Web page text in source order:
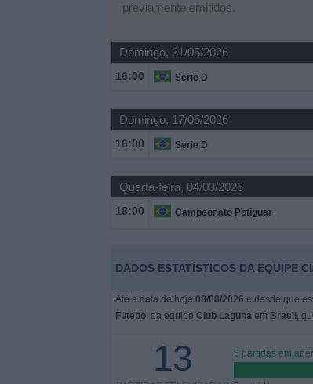
previamente emitidos.
Domingo, 31/05/2026
16:00 Serie D
Domingo, 17/05/2026
16:00 Serie D
Quarta-feira, 04/03/2026
18:00 Campeonato Potiguar
DADOS ESTATÍSTICOS DA EQUIPE
Até a data de hoje 08/08/2026 e desde que
Futebol da equipe Club Lagunaem Brasil ,
13
6 partidas em